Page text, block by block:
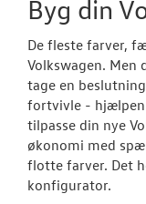
Byg din
De fleste farver,
Volkswagen.
tage en
fortvivle - hjælpen
tilpasse din nye
økonomi med
flotte farver. Det
konfigurator.